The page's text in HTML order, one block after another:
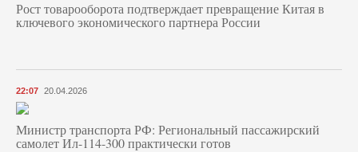
Рост товарооборота подтверждает превращение Китая в
ключевого экономического партнера России
22:07 20.04.2026
Министр транспорта РФ: Региональный пассажирский
самолет Ил-114-300 практически готов